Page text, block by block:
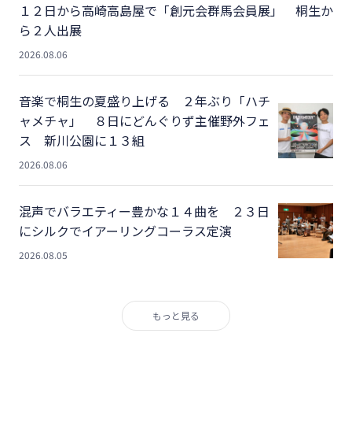
１２日から高崎高島屋で「創元会群馬会員展」 桐生か
ら２人出展
2026.08.06
音楽で桐生の夏盛り上げる ２年ぶり「ハチ
ャメチャ」 ８日にどんぐりず主催野外フェ
ス 新川公園に１３組
2026.08.06
混声でバラエティー豊かな１４曲を ２３日
にシルクでイアーリングコーラス定演
2026.08.05
もっと見る